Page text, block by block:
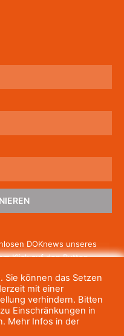
DOKnews unseres
Klick auf den Button
Wenn Sie unsere
erhalten wollen, können
Sie können das Setzen
mit einer
verhindern. Bitten
Einschränkungen in
Mehr Infos in der